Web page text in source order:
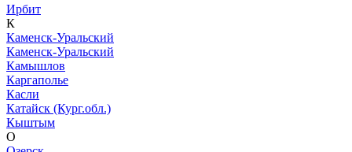
Ирбит
К
Каменск-Уральский
Каменск-Уральский
Камышлов
Каргаполье
Касли
Катайск (Кург.обл.)
Кыштым
О